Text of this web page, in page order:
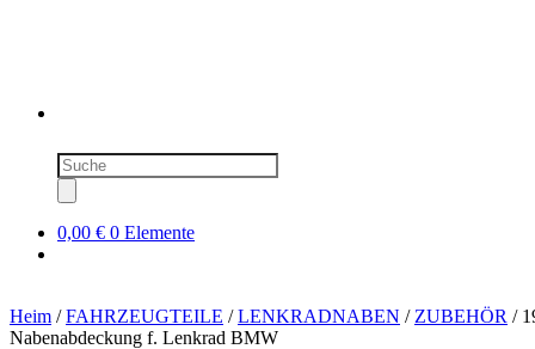
Produktsuche
0,00 € 0 Elemente
Heim /FAHRZEUGTEILE /LENKRADNABEN / ZUBEHÖR /
Nabenabdeckung f. Lenkrad BMW